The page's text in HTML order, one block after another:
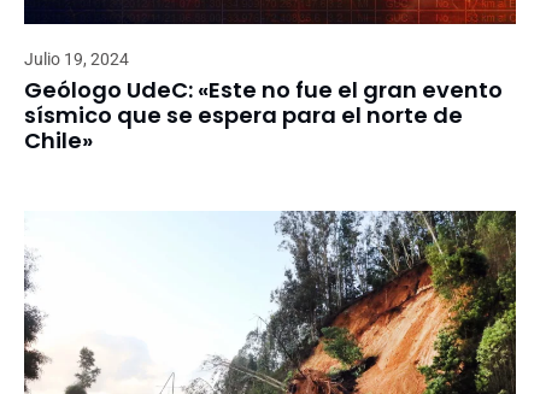
Julio 19, 2024
Geólogo UdeC: «Este no fue el gran evento
sísmico que se espera para el norte de
Chile»